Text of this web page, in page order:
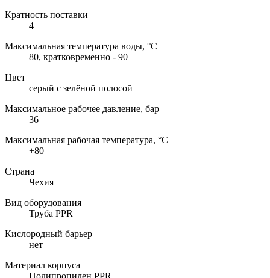
Кратность поставки
4
Максимальная температура воды, °C
80, кратковременно - 90
Цвет
серый с зелёной полосой
Максимальное рабочее давление, бар
36
Максимальная рабочая температура, °C
+80
Страна
Чехия
Вид оборудования
Труба PPR
Кислородный барьер
нет
Материал корпуса
Полипропилен PPR